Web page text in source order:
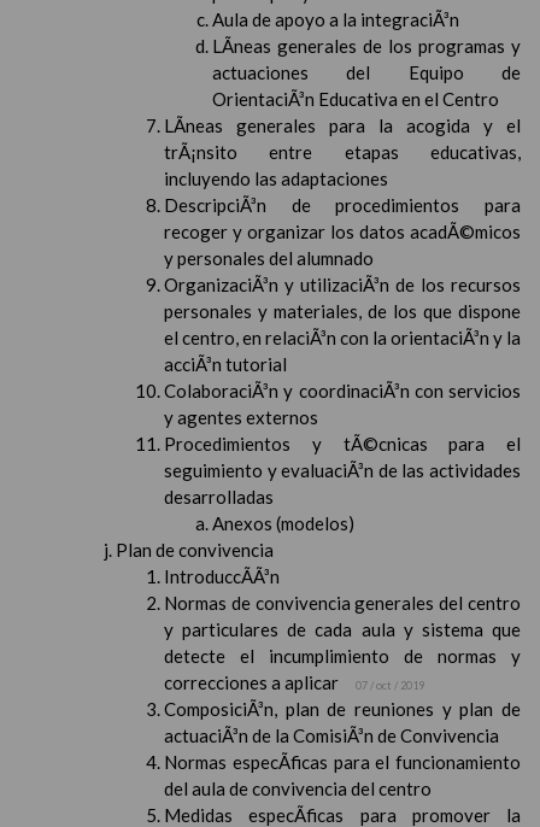
Aula de apoyo a la integraciÃ³n
LÃ­neas generales de los programas y
actuaciones del Equipo de
OrientaciÃ³n Educativa en el Centro
LÃ­neas generales para la acogida y el
trÃ¡nsito entre etapas educativas,
incluyendo las adaptaciones
DescripciÃ³n de procedimientos para
recoger y organizar los datos acadÃ©micos
y personales del alumnado
OrganizaciÃ³n y utilizaciÃ³n de los recursos
personales y materiales, de los que dispone
el centro, en relaciÃ³n con la orientaciÃ³n y la
acciÃ³n tutorial
ColaboraciÃ³n y coordinaciÃ³n con servicios
y agentes externos
Procedimientos y tÃ©cnicas para el
seguimiento y evaluaciÃ³n de las actividades
desarrolladas
Anexos (modelos)
Plan de convivencia
IntroduccÃ­Ã³n
Normas de convivencia generales del centro
y particulares de cada aula y sistema que
detecte el incumplimiento de normas y
correcciones a aplicar
07 / oct / 2019
ComposiciÃ³n, plan de reuniones y plan de
actuaciÃ³n de la ComisiÃ³n de Convivencia
Normas especÃ­ficas para el funcionamiento
del aula de convivencia del centro
Medidas especÃ­ficas para promover la